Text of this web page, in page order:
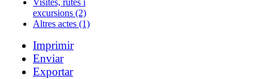
Visites, rutes i
excursions (2)
Altres actes (1)
Imprimir
Enviar
Exportar